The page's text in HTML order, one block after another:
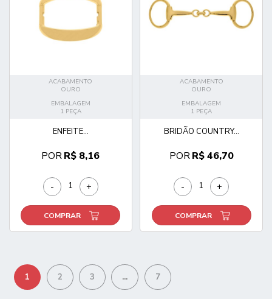
ACABAMENTO
OURO
EMBALAGEM
1 PEÇA
ENFEITE...
PORR$ 8,16
- +
COMPRAR
ACABAMENTO
OURO
EMBALAGEM
1 PEÇA
BRIDÃO COUNTRY...
PORR$ 46,70
- +
COMPRAR
1 2 3 ... 7